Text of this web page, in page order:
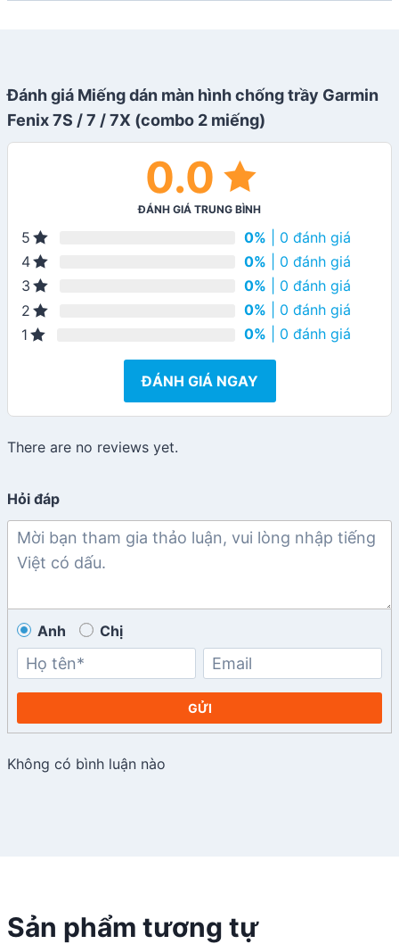
Đánh giá Miếng dán màn hình chống trầy Garmin
Fenix 7S / 7 / 7X (combo 2 miếng)
0.0
ĐÁNH GIÁ TRUNG BÌNH
5 0% | 0 đánh giá
4
0% | 0 đánh giá
3
0% | 0 đánh giá
2
0% | 0 đánh giá
1
0% | 0 đánh giá
ĐÁNH GIÁ NGAY
There are no reviews yet.
Hỏi đáp
Anh Chị
GỬI
Không có bình luận nào
Sản phẩm tương tự